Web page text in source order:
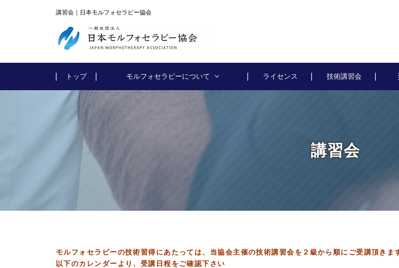
講習会｜日本モルフォセラピー協会
トップ モルフォセラピーについて ライセンス 技術講習会
講習会
モルフォセラピーの技術習得にあたっては、当協会主催の技術講習会を２級から順にご受講頂きま
以下のカレンダーより、受講日程をご確認下さい